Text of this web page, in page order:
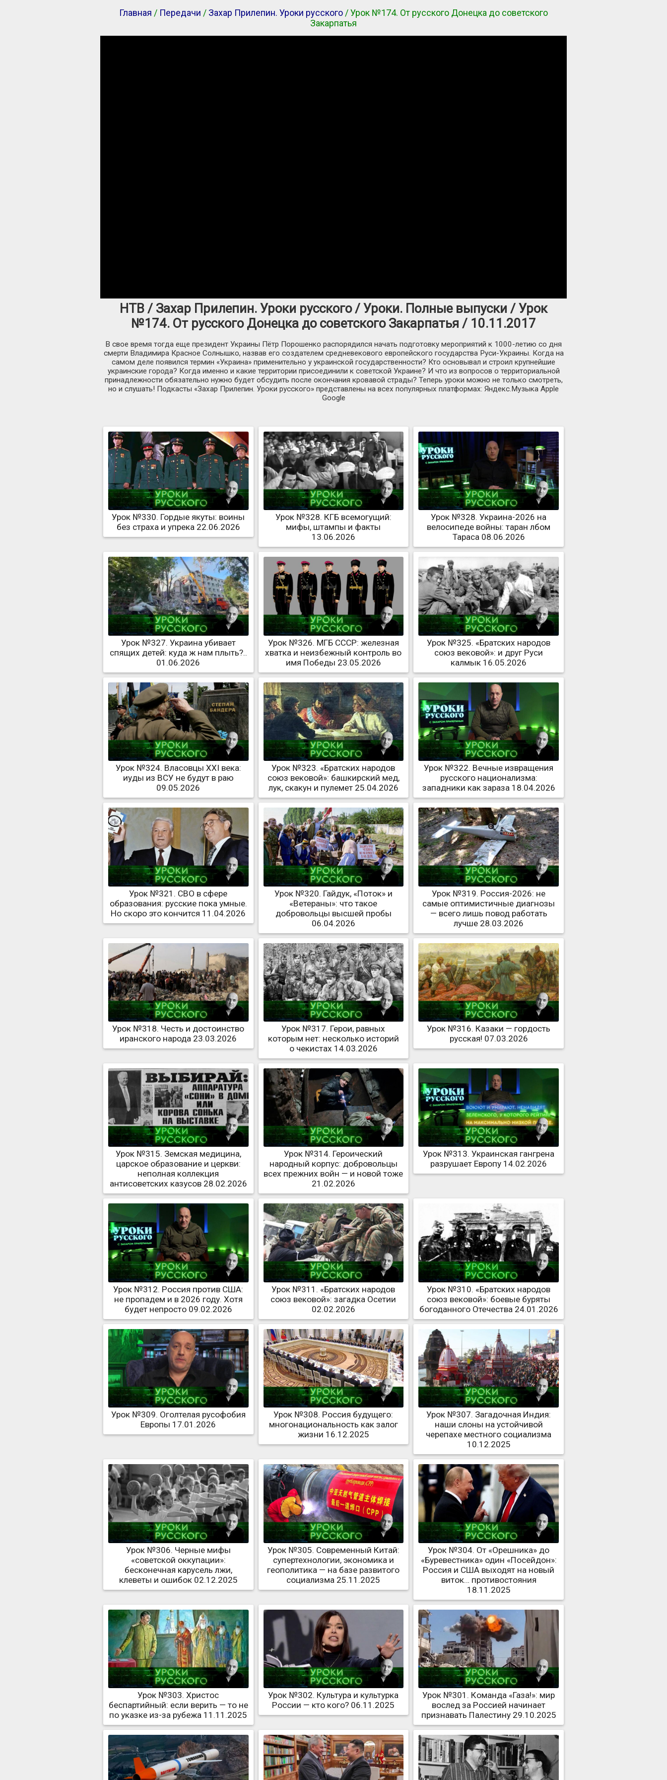
Главная / Передачи / Захар Прилепин. Уроки русского / Урок №174. От русского Донецка до советского
Закарпатья
НТВ / Захар Прилепин. Уроки русского / Уроки. Полные выпуски / Урок
№174. От русского Донецка до советского Закарпатья / 10.11.2017
В свое время тогда еще президент Украины Пётр Порошенко распорядился начать подготовку мероприятий к 1000-летию со дня
смерти Владимира Красное Солнышко, назвав его создателем средневекового европейского государства Руси-Украины. Когда на
самом деле появился термин «Украина» применительно у украинской государственности? Кто основывал и строил крупнейшие
украинские города? Когда именно и какие территории присоединили к советской Украине? И что из вопросов о территориальной
принадлежности обязательно нужно будет обсудить после окончания кровавой страды? Теперь уроки можно не только смотреть,
но и слушать! Подкасты «Захар Прилепин. Уроки русского» представлены на всех популярных платформах: Яндекс.Музыка Apple
Google
Урок №330. Гордые якуты: воины
без страха и упрека 22.06.2026
Урок №328. КГБ всемогущий:
мифы, штампы и факты
13.06.2026
Урок №328. Украина-2026 на
велосипеде войны: таран лбом
Тараса 08.06.2026
Урок №327. Украина убивает
спящих детей: куда ж нам плыть?..
01.06.2026
Урок №326. МГБ СССР: железная
хватка и неизбежный контроль во
имя Победы 23.05.2026
Урок №325. «Братских народов
союз вековой»: и друг Руси
калмык 16.05.2026
Урок №324. Власовцы XXI века:
иуды из ВСУ не будут в раю
09.05.2026
Урок №323. «Братских народов
союз вековой»: башкирский мед,
лук, скакун и пулемет 25.04.2026
Урок №322. Вечные извращения
русского национализма:
западники как зараза 18.04.2026
Урок №321. СВО в сфере
образования: русские пока умные.
Но скоро это кончится 11.04.2026
Урок №320. Гайдук, «Поток» и
«Ветераны»: что такое
добровольцы высшей пробы
06.04.2026
Урок №319. Россия-2026: не
самые оптимистичные диагнозы
— всего лишь повод работать
лучше 28.03.2026
Урок №318. Честь и достоинство
иранского народа 23.03.2026
Урок №317. Герои, равных
которым нет: несколько историй
о чекистах 14.03.2026
Урок №316. Казаки — гордость
русская! 07.03.2026
Урок №315. Земская медицина,
царское образование и церкви:
неполная коллекция
антисоветских казусов 28.02.2026
Урок №314. Героический
народный корпус: добровольцы
всех прежних войн — и новой тоже
21.02.2026
Урок №313. Украинская гангрена
разрушает Европу 14.02.2026
Урок №312. Россия против США:
не пропадем и в 2026 году. Хотя
будет непросто 09.02.2026
Урок №311. «Братских народов
союз вековой»: загадка Осетии
02.02.2026
Урок №310. «Братских народов
союз вековой»: боевые буряты
богоданного Отечества 24.01.2026
Урок №309. Оголтелая русофобия
Европы 17.01.2026
Урок №308. Россия будущего:
многонациональность как залог
жизни 16.12.2025
Урок №307. Загадочная Индия:
наши слоны на устойчивой
черепахе местного социализма
10.12.2025
Урок №306. Черные мифы
«советской оккупации»:
бесконечная карусель лжи,
клеветы и ошибок 02.12.2025
Урок №305. Современный Китай:
супертехнологии, экономика и
геополитика — на базе развитого
социализма 25.11.2025
Урок №304. От «Орешника» до
«Буревестника» один «Посейдон»:
Россия и США выходят на новый
виток… противостояния
18.11.2025
Урок №303. Христос
беспартийный: если верить — то не
по указке из-за рубежа 11.11.2025
Урок №302. Культура и культурка
России — кто кого? 06.11.2025
Урок №301. Команда «Газа!»: мир
вослед за Россией начинает
признавать Палестину 29.10.2025